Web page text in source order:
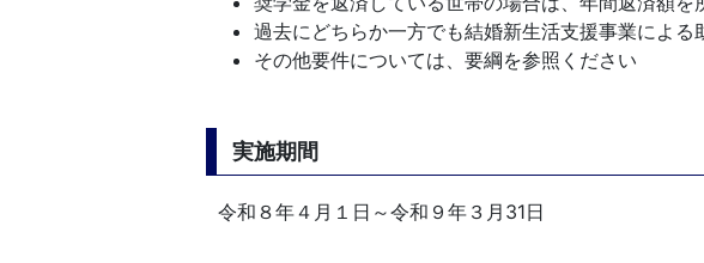
過去にどちらか一方でも結婚新生活支援事業によ
その他要件については、要綱を参照ください
実施期間
令和８年４月１日～令和９年３月31日